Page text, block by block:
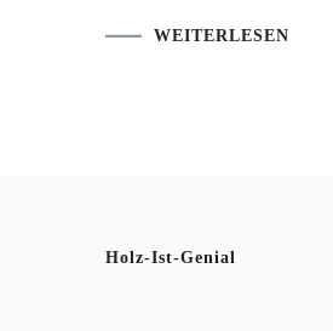
WEITERLESEN
Holz-Ist-Genial